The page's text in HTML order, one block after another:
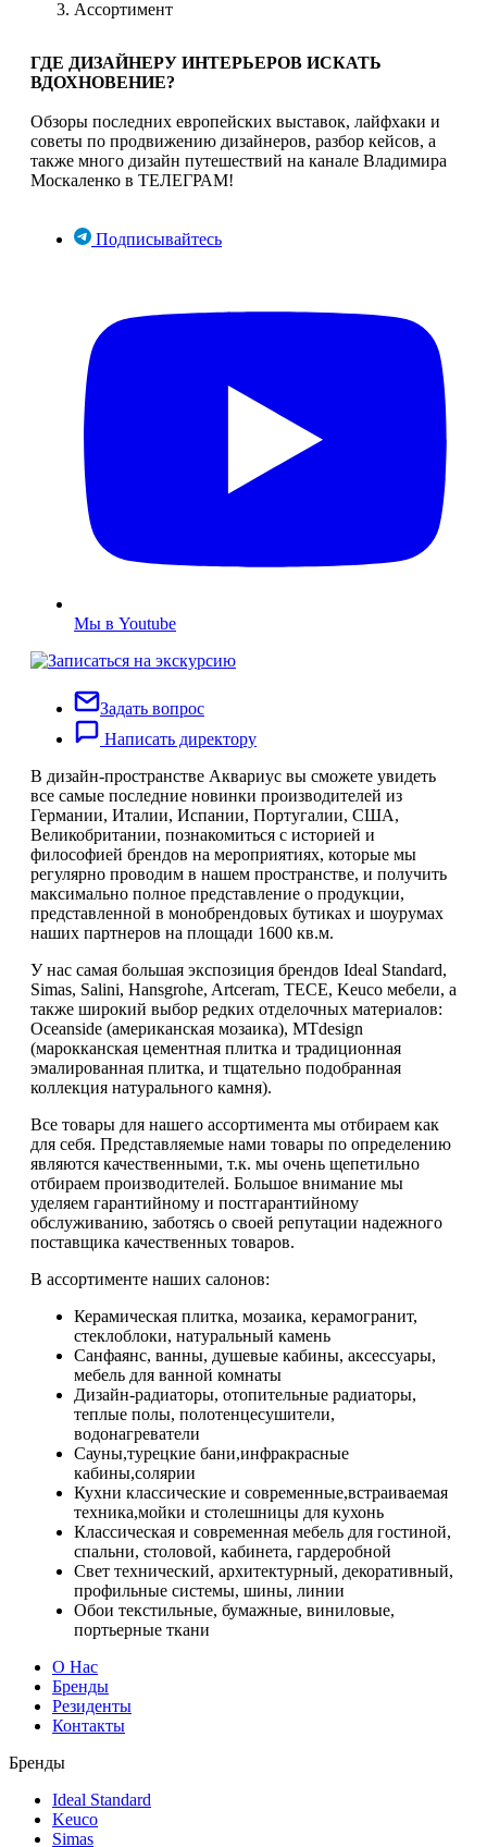
Ассортимент
ГДЕ ДИЗАЙНЕРУ ИНТЕРЬЕРОВ ИСКАТЬ
ВДОХНОВЕНИЕ?
Обзоры последних европейских выставок, лайфхаки и
советы по продвижению дизайнеров, разбор кейсов, а
также много дизайн путешествий на канале Владимира
Москаленко в ТЕЛЕГРАМ!
Подписывайтесь
Мы в Youtube
Задать вопрос
Написать директору
В дизайн-пространстве Аквариус вы сможете увидеть
все самые последние новинки производителей из
Германии, Италии, Испании, Португалии, США,
Великобритании, познакомиться с историей и
философией брендов на мероприятиях, которые мы
регулярно проводим в нашем пространстве, и получить
максимально полное представление о продукции,
представленной в монобрендовых бутиках и шоурумах
наших партнеров на площади 1600 кв.м.
У нас самая большая экспозиция брендов Ideal Standard,
Simas, Salini, Hansgrohe, Artсeram, TECE, Keuco мебели, а
также широкий выбор редких отделочных материалов:
Oceanside (американская мозаика), MTdesign
(марокканская цементная плитка и традиционная
эмалированная плитка, и тщательно подобранная
коллекция натурального камня).
Все товары для нашего ассортимента мы отбираем как
для себя. Представляемые нами товары по определению
являются качественными, т.к. мы очень щепетильно
отбираем производителей. Большое внимание мы
уделяем гарантийному и постгарантийному
обслуживанию, заботясь о своей репутации надежного
поставщика качественных товаров.
В ассортименте наших салонов:
Керамическая плитка, мозаика, керамогранит,
стеклоблоки, натуральный камень
Санфаянс, ванны, душевые кабины, аксессуары,
мебель для ванной комнаты
Дизайн-радиаторы, отопительные радиаторы,
теплые полы, полотенцесушители,
водонагреватели
Сауны,турецкие бани,инфракрасные
кабины,солярии
Кухни классические и современные,встраиваемая
техника,мойки и столешницы для кухонь
Классическая и современная мебель для гостиной,
спальни, столовой, кабинета, гардеробной
Свет технический, архитектурный, декоративный,
профильные системы, шины, линии
Обои текстильные, бумажные, виниловые,
портьерные ткани
О Нас
Бренды
Резиденты
Контакты
Бренды
Ideal Standard
Keuco
Simas